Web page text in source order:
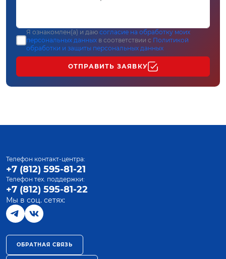
Я ознакомлен(а) и даю согласие на обработку моих
персональных данных в соответствии с Политикой
обработки и защиты персональных данных
ОТПРАВИТЬ ЗАЯВКУ
Телефон контакт-центра:
+7 (812) 595-81-21
Телефон тех. поддержки:
+7 (812) 595-81-22
Мы в соц. сетях:
ОБРАТНАЯ СВЯЗЬ